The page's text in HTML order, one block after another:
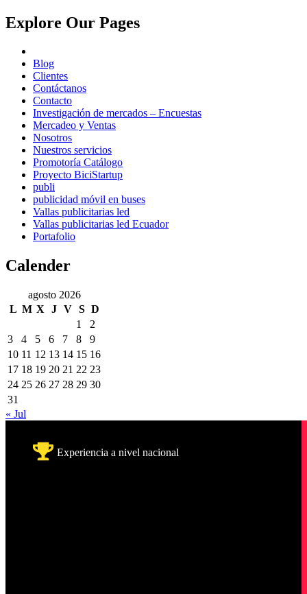
Explore Our Pages
Blog
Clientes
Contáctanos
Contacto
Investigación de mercados – Encuestas
Mercadeo y Ventas
Nosotros
Nuestros servicios
Promotoría Catálogo
Proyecto BiciStartup
publi
publicidad móvil en buses
Vallas publicitarias led
Vallas publicitarias led Ecuador
Portafolio
Calender
agosto 2026
L M X J V S D
1
2
3
4 5 6 7 8
9
10 11 12 13 14 15 16
17 18 19 20 21 22 23
24 25 26 27 28 29 30
31
« Jul
Experiencia a nivel nacional